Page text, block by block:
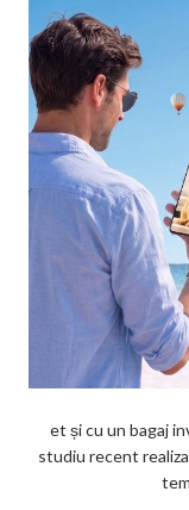
et și cu un bagaj
studiu recent